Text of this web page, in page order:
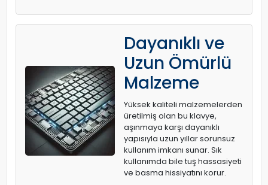
Dayanıklı ve
Uzun Ömürlü
Malzeme
Yüksek kaliteli malzemelerden
üretilmiş olan bu klavye,
aşınmaya karşı dayanıklı
yapısıyla uzun yıllar sorunsuz
kullanım imkanı sunar. Sık
kullanımda bile tuş hassasiyeti
ve basma hissiyatını korur.